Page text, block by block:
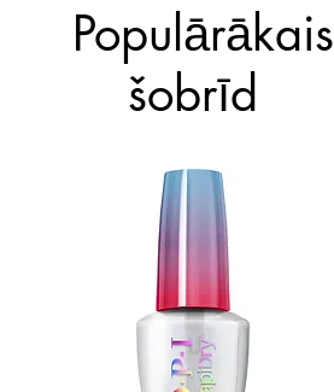
Populārākais
šobrīd